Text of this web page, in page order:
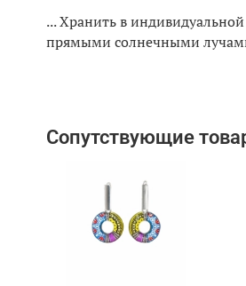
... Хранить в
прямыми солнечными
Сопутствующие